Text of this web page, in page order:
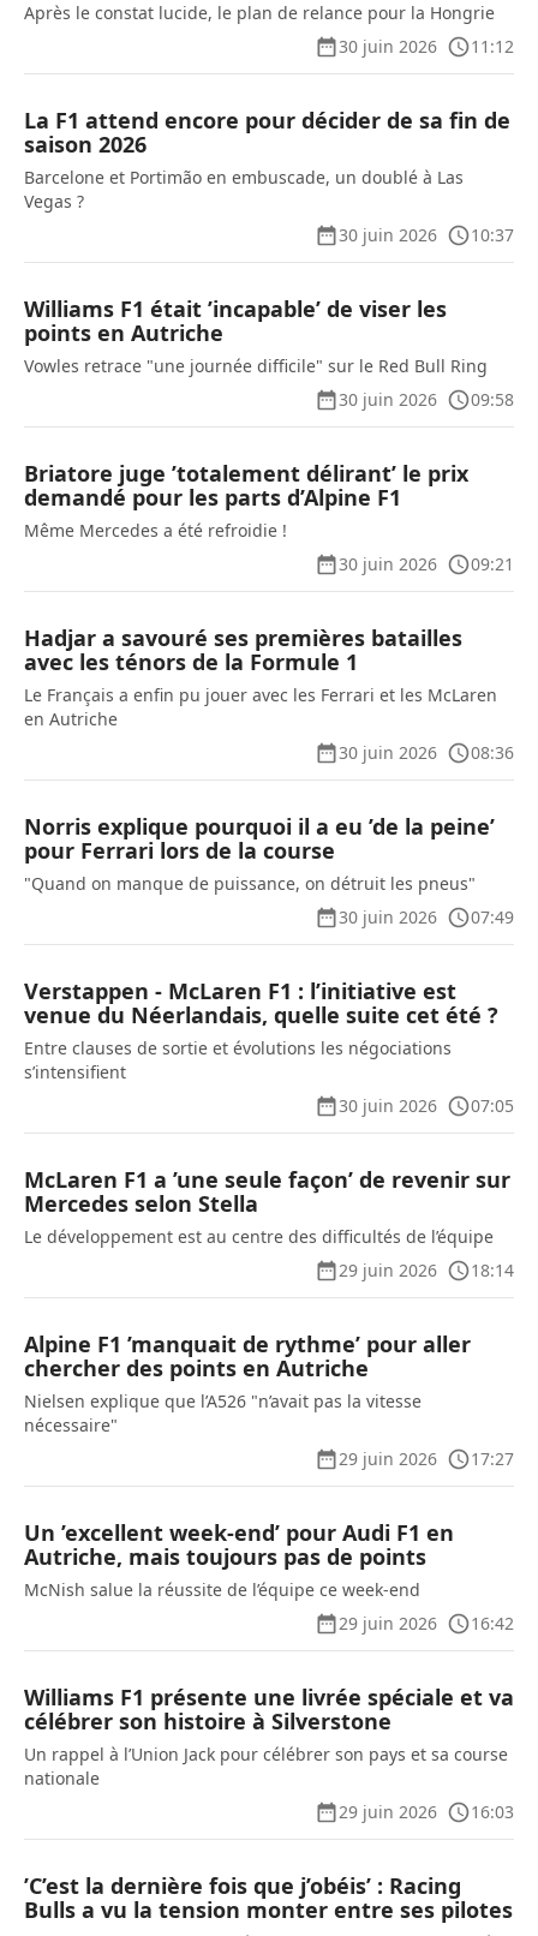
Après le constat lucide, le plan de relance pour la Hongrie
30 juin 2026
11:12
La F1 attend encore pour décider de sa fin de
saison 2026
Barcelone et Portimão en embuscade, un doublé à Las
Vegas ?
30 juin 2026
10:37
Williams F1 était ’incapable’ de viser les
points en Autriche
Vowles retrace "une journée difficile" sur le Red Bull Ring
30 juin 2026
09:58
Briatore juge ’totalement délirant’ le prix
demandé pour les parts d’Alpine F1
Même Mercedes a été refroidie !
30 juin 2026
09:21
Hadjar a savouré ses premières batailles
avec les ténors de la Formule 1
Le Français a enfin pu jouer avec les Ferrari et les McLaren
en Autriche
30 juin 2026
08:36
Norris explique pourquoi il a eu ’de la peine’
pour Ferrari lors de la course
"Quand on manque de puissance, on détruit les pneus"
30 juin 2026
07:49
Verstappen - McLaren F1 : l’initiative est
venue du Néerlandais, quelle suite cet été ?
Entre clauses de sortie et évolutions les négociations
s’intensifient
30 juin 2026
07:05
McLaren F1 a ’une seule façon’ de revenir sur
Mercedes selon Stella
Le développement est au centre des difficultés de l’équipe
29 juin 2026
18:14
Alpine F1 ’manquait de rythme’ pour aller
chercher des points en Autriche
Nielsen explique que l’A526 "n’avait pas la vitesse
nécessaire"
29 juin 2026
17:27
Un ’excellent week-end’ pour Audi F1 en
Autriche, mais toujours pas de points
McNish salue la réussite de l’équipe ce week-end
29 juin 2026
16:42
Williams F1 présente une livrée spéciale et va
célébrer son histoire à Silverstone
Un rappel à l’Union Jack pour célébrer son pays et sa course
nationale
29 juin 2026
16:03
’C’est la dernière fois que j’obéis’ : Racing
Bulls a vu la tension monter entre ses pilotes